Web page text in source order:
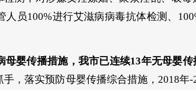
人员100%进行艾滋病病毒抗体检测、
母婴传播措施，我市已连续13年无母婴传
，落实预防母婴传播综合措施， 2018年